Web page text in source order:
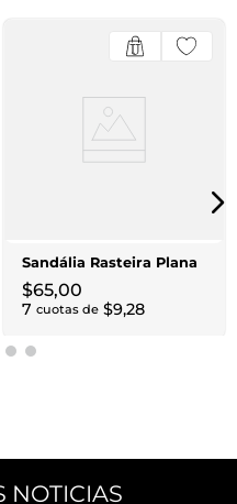
Sandália Rasteira Plana
$65,00
7 cuotas de $9,28
NOTICIAS